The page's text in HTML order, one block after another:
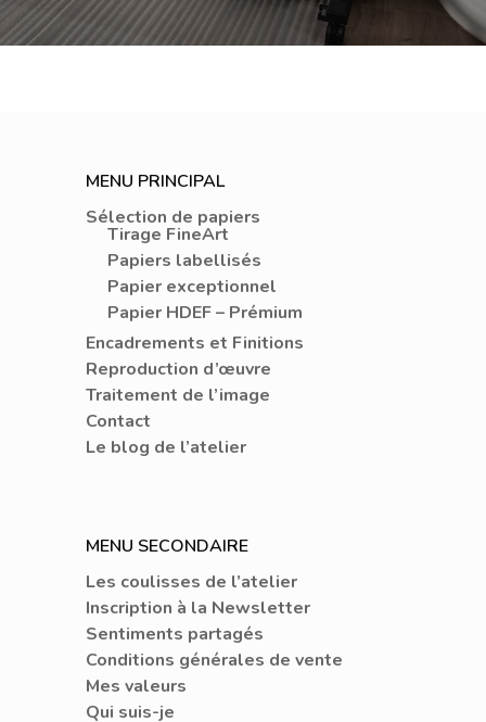
MENU PRINCIPAL
Sélection de papiers
Tirage FineArt
Papiers labellisés
Papier exceptionnel
Papier HDEF – Prémium
Encadrements et Finitions
Reproduction d’œuvre
Traitement de l’image
Contact
Le blog de l’atelier
MENU SECONDAIRE
Les coulisses de l’atelier
Inscription à la Newsletter
Sentiments partagés
Conditions générales de vente
Mes valeurs
Qui suis-je